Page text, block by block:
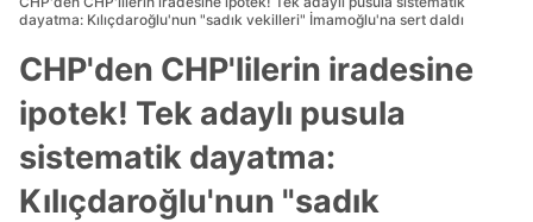
dayatma: Kılıçdaroğlu'nun "sadık vekilleri" İmamoğlu'na sert daldı
CHP'den CHP'lilerin iradesine
ipotek! Tek adaylı pusula
sistematik dayatma:
Kılıçdaroğlu'nun "sadık